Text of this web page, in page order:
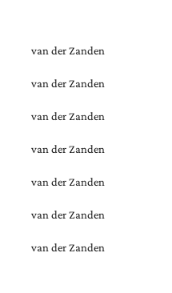
van der Zanden
van der Zanden
van der Zanden
van der Zanden
van der Zanden
van der Zanden
van der Zanden